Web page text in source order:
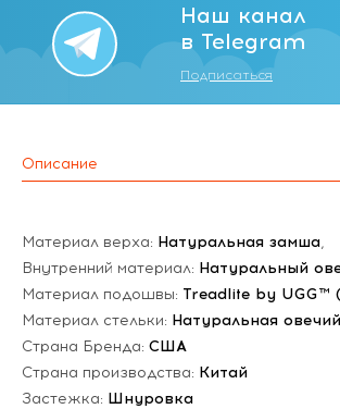
Наш канал
в Telegram
Подписаться
Описание
Материал верха: Натуральная замша,
Внутренний материал: Натуральный
Материал подошвы: Treadlite by UGG™
Материал стельки: Натуральная
Страна Бренда: США
Страна производства: Китай
Застежка: Шнуровка